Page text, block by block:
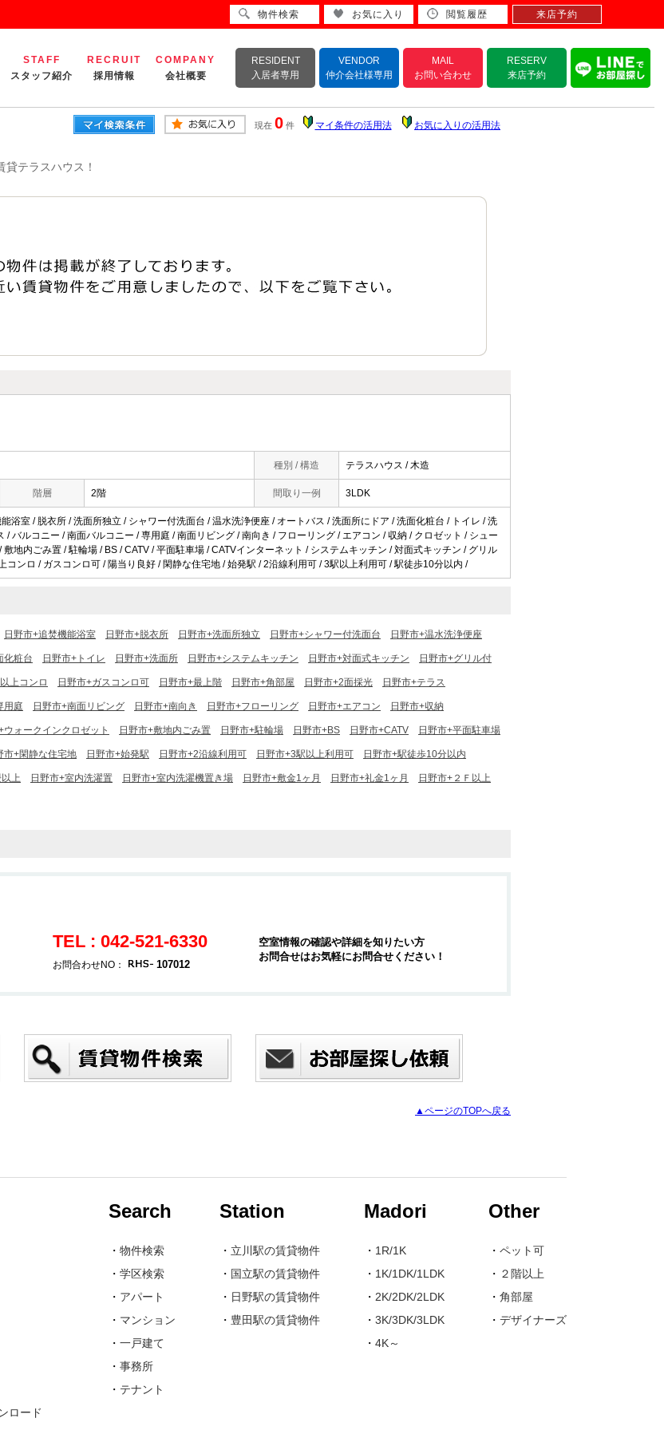
STAFF
スタッフ紹介
RECRUIT
採用情報
COMPANY
会社概要
RESIDENT
入居者専用
VENDOR
仲介会社様専用
MAIL
お問い合わせ
RESERV
来店予約
現在 0 件 マイ条件の活用法 お気に入りの活用法
貸テラスハウス！
種別 / 構造 テラスハウス / 木造
階層 2階 間取り一例 3LDK
浴室 / 脱衣所 / 洗面所独立 / シャワー付洗面台 / 温水洗浄便座 / オートバス / 洗面所にドア / 洗面化粧台 / トイレ / 洗
/ バルコニー / 南面バルコニー / 専用庭 / 南面リビング / 南向き / フローリング / エアコン / 収納 / クロゼット / シュー
地内ごみ置 / 駐輪場 / BS / CATV / 平面駐車場 / CATVインターネット / システムキッチン / 対面式キッチン / グリル
コンロ / ガスコンロ可 / 陽当り良好 / 閑静な住宅地 / 始発駅 / 2沿線利用可 / 3駅以上利用可 / 駅徒歩10分以内 /
日野市+追焚機能浴室 日野市+脱衣所 日野市+洗面所独立 日野市+シャワー付洗面台 日野市+温水洗浄便座
化粧台 日野市+トイレ 日野市+洗面所 日野市+システムキッチン 日野市+対面式キッチン 日野市+グリル付
上コンロ 日野市+ガスコンロ可 日野市+最上階 日野市+角部屋 日野市+2面採光 日野市+テラス
用庭 日野市+南面リビング 日野市+南向き 日野市+フローリング 日野市+エアコン 日野市+収納
ウォークインクロゼット 日野市+敷地内ごみ置 日野市+駐輪場 日野市+BS 日野市+CATV 日野市+平面駐車場
市+閑静な住宅地 日野市+始発駅 日野市+2沿線利用可 日野市+3駅以上利用可 日野市+駅徒歩10分以内
上 日野市+室内洗濯置 日野市+室内洗濯機置き場 日野市+敷金1ヶ月 日野市+礼金1ヶ月 日野市+２Ｆ以上
TEL : 042-521-6330
お問合わせNO： 107012
空室情報の確認や詳細を知りたい方
お問合せはお気軽にお問合せください！
▲ページのTOPへ戻る
ロード
Search
・ 物件検索
・ 学区検索
・ アパート
・ マンション
・ 一戸建て
・ 事務所
・ テナント
Station
・ 立川駅の賃貸物件
・ 国立駅の賃貸物件
・ 日野駅の賃貸物件
・ 豊田駅の賃貸物件
Madori
・ 1R/1K
・ 1K/1DK/1LDK
・ 2K/2DK/2LDK
・ 3K/3DK/3LDK
・ 4K～
Other
・ ペット可
・ ２階以上
・ 角部屋
・ デザイナーズ
物件検索 お気に入り 閲覧履歴 来店予約